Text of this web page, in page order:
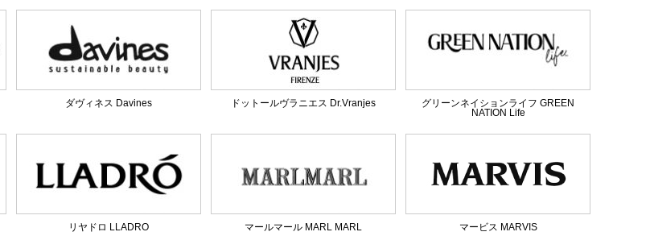
ダヴィネス Davines ドットールヴラニエス Dr.Vranjes
グリーンネイションライフ GREEN
NATION Life
リヤドロ LLADRO マールマール MARL MARL マービス MARVIS